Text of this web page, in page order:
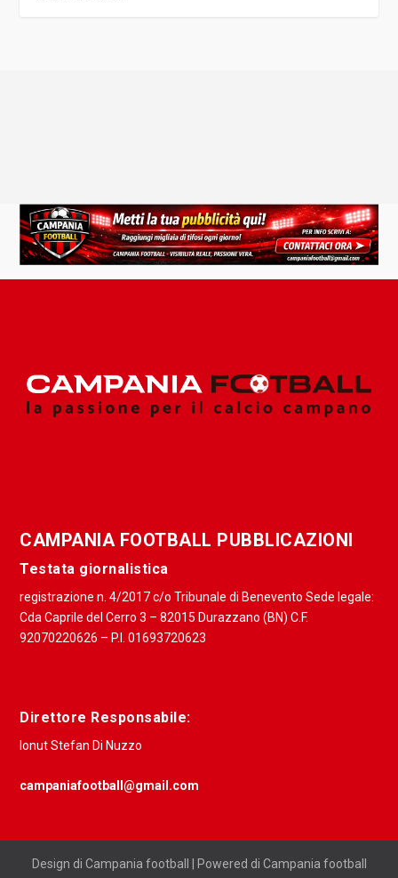
CAMPANIA FOOTBALL PUBBLICAZIONI
Testata giornalistica
registrazione n. 4/2017 c/o Tribunale di Benevento Sede legale:
Cda Caprile del Cerro 3 – 82015 Durazzano (BN) C.F.
92070220626 – P.I. 01693720623
Direttore Responsabile:
Ionut Stefan Di Nuzzo
campaniafootball@gmail.com
Design di Campania football | Powered di Campania football